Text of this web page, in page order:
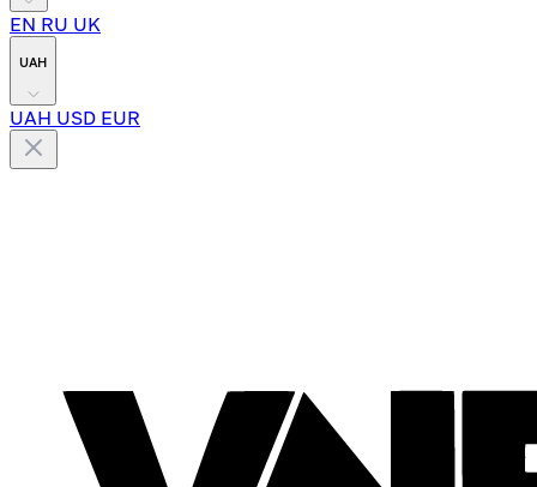
EN RU UK
UAH
UAH USD EUR